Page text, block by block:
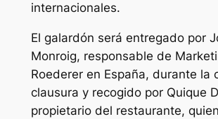
internacionales.
El galardón será entregado por
Monroig, responsable de
Roederer en España, durante la
clausura y recogido por Quique
propietario del restaurante,